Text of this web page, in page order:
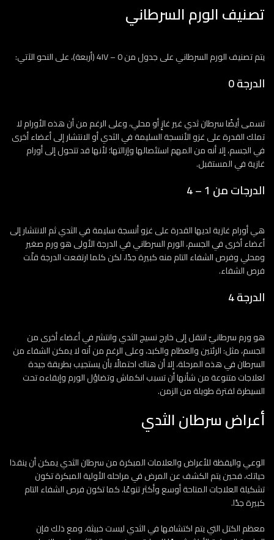
تصنيف الورم السرطاني
يتم تصنيف الورم السرطاني على جدول من 0 – 4IV (أربعة)، على النحو الآتي:
الدرجة 0
تسمى أيضًا سرطان ثدي غير غازٍ أو محلي، وعلى الرغم من أن هذه الأورام لا
تملك القدرة على غزو الأنسجة السليمة في الثدي أو الانتشار إلى أعضاء أخرى
في الجسم، إلا أنه من المهم استئصالها وإزالتها؛ لأنها قد تتحول إلى أورام
غازية في المستقبل.
الدرجات من 1 – 4
هي أورام غازية لديها القدرة على غزو أنسجة سليمة في الثدي ثم الانتشار إلى
أعضاء أخرى في الجسم، الورم السرطاني في الدرجة الأولى هو ورم صغير
ومحلي وفرص الشفاء التام منه كبيرة جدًا، لكن كلما ارتفعت الدرجة قلّت
فرص الشفاء.
الدرجة 4
هو ورم سرطانيّ انتقل إلى خارج نسيج الثدي وانتشر في أعضاء أخرى من
الجسم، مثل: الرئتين والعظام والكبد، وعلى الرغم من أنه لا يمكن الشفاء من
السرطان في هذه المرحلة، إلا أن هناك احتمالًا بأن يستجيب بطريقة جيدة
لعلاجات متنوعة من شأنها أن تسبب انكماش وتضاؤل الورم وإبقاءه تحت
السيطرة لفترة طويلة من الزمن.
أعراض سرطان الثدي
الوعي واليقظة للأعراض والعلامات المبكرة من سرطان الثدي يمكن أن ينقذا
حياتك، فحين يتم الكشف عن المرض في مراحله الأولية المبكرة تكون
تشكيلة العلاجات المتاحة أوسع وأكثر تنوعًا، كما تكون فرص الشفاء التام
كبيرة جدًا.
معظم الكتل التي يتم اكتشافها في الثدي ليست خبيثة، ومع ذلك فإن